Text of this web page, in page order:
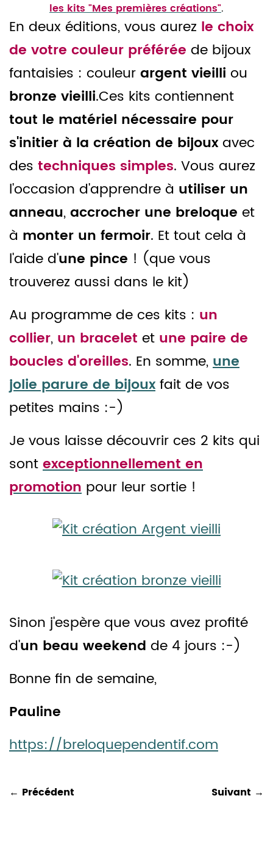
les kits "Mes premières créations".
En deux éditions, vous aurez le choix
de votre couleur préférée de bijoux
fantaisies : couleurargent vieilli ou
bronze vieilli.Ces kits contiennent
tout le matériel nécessaire pour
s'initier à la création de bijouxavec
des techniques simples. Vous aurez
l'occasion d'apprendre à utiliser un
anneau,accrocher une breloque et
à monter un fermoir. Et tout cela à
l'aide d'une pince ! (que vous
trouverez aussi dans le kit)
Au programme de ces kits : un
collier, un bracelet et une paire de
boucles d'oreilles. En somme,une
jolie parure de bijouxfait de vos
petites mains :-)
Je vous laisse découvrir ces 2 kits qui
sontexceptionnellement en
promotion pour leur sortie !
Sinon j'espère que vous avez profité
d'un beau weekend de 4 jours :-)
Bonne fin de semaine,
Pauline
https://breloquependentif.com
← Précédent Suivant →